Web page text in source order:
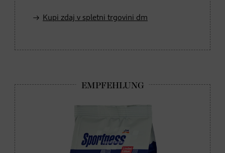
Kupi zdaj v spletni trgovini dm